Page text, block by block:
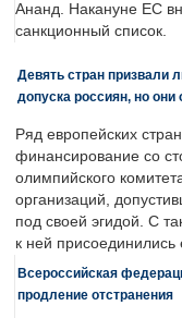
Ананд. Накануне ЕС
санкционный список.
Девять стран призвали
допуска россиян, но
Ряд европейских
финансирование со
олимпийского
организаций,
под своей эгидой. С
к ней
Всероссийская
продление отстранения